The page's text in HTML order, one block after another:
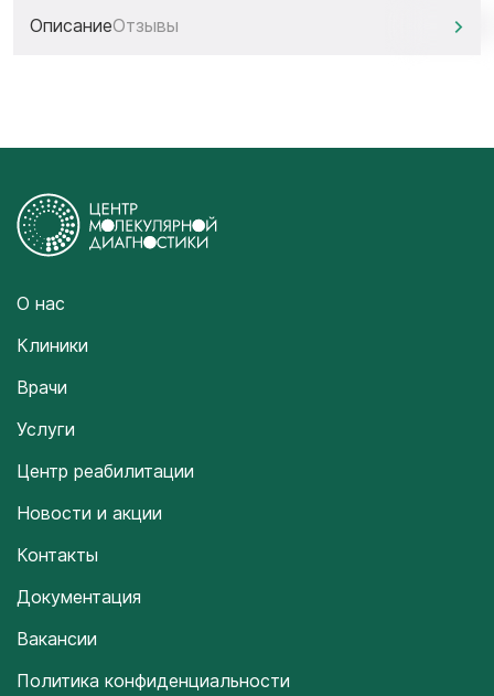
ОписаниеОтзывы
О нас
Клиники
Врачи
Услуги
Центр реабилитации
Новости и акции
Контакты
Документация
Вакансии
Политика конфиденциальности